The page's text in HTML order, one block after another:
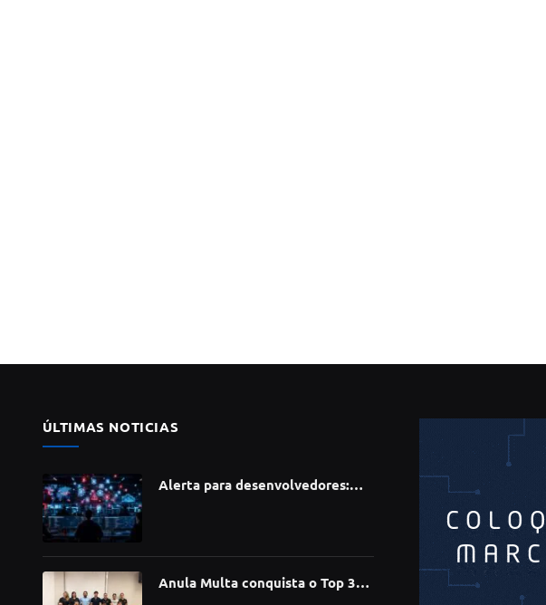
ÚLTIMAS NOTICIAS
Alerta para desenvolvedores:
Anula Multa conquista o Top 30